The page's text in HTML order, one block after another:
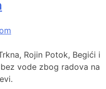
Rojin Potok, Begići i
vode zbog radova na